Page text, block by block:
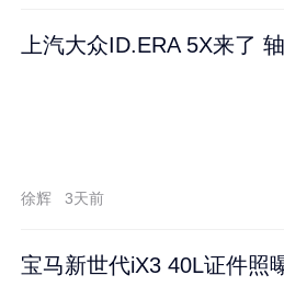
上汽大众ID.ERA 5X来了
徐辉 3天前
宝马新世代iX3 40L证件照